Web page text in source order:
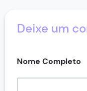
Deixe um
Nome Completo